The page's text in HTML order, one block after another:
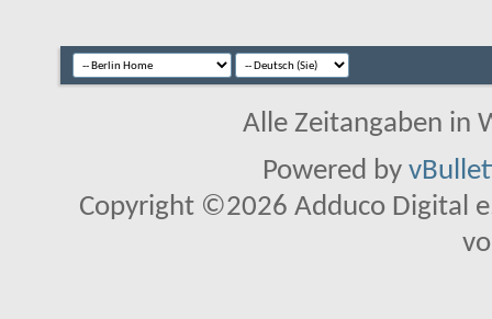
Alle Zeitangaben in
Powered by
Copyright ©2026 Adduco Digital